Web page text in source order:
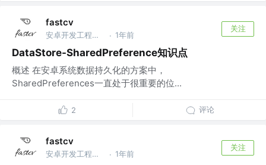
fastcv
安卓开发工程师 @在职 · 1年前
关注
DataStore-SharedPreference知识点
概述 在安卓系统数据持久化的方案中，
SharedPreferences一直处于很重要的位...
2 评论
fastcv
安卓开发工程师 @在职 · 1年前
关注